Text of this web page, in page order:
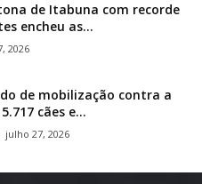
de Itabuna com recorde
encheu as...
2026
de mobilização contra a
cães e...
julho 27, 2026